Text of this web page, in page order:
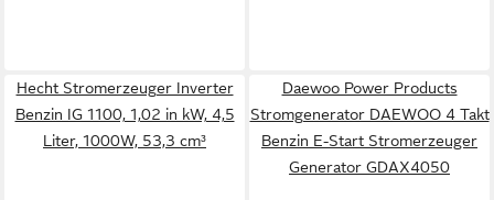
Hecht Stromerzeuger Inverter
Benzin IG 1100, 1,02 in kW, 4,5
Liter, 1000W, 53,3 cm³
Daewoo Power Products
Stromgenerator DAEWOO 4 Takt
Benzin E-Start Stromerzeuger
Generator GDAX4050